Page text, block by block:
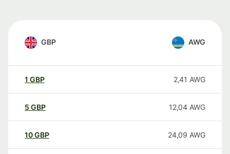
GBP AWG
1 GBP 2,41 AWG
5 GBP 12,04 AWG
10GBP 24,09 AWG